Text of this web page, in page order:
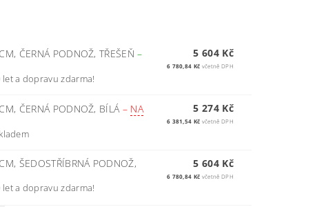
ČERNÁ PODNOŽ, TŘEŠEŇ–
a dopravu zdarma!
5 604 Kč
6 780,84 Kč včetně DPH
ČERNÁ PODNOŽ, BÍLÁ – NA
5 274 Kč
6 381,54 Kč včetně DPH
ŠEDOSTŘÍBRNÁ PODNOŽ,
a dopravu zdarma!
5 604 Kč
6 780,84 Kč včetně DPH